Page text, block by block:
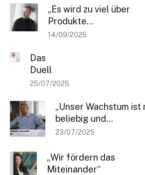
„Es wird zu viel über
Produkte...
14/09/2025
Das
Duell
25/07/2025
„Unser Wachstum ist
beliebig und...
23/07/2025
„Wir fördern das
Miteinander“